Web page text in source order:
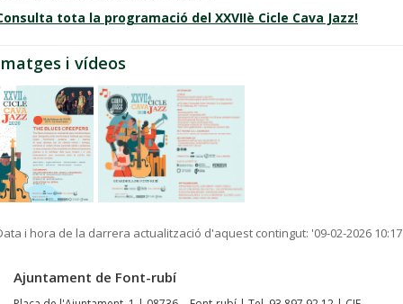
tota la programació del XXVIIè Cicle Cava Jazz!
i vídeos
i hora de la darrera actualització d'aquest contingut: '09-02-2026 10:17
Ajuntament de Font-rubí